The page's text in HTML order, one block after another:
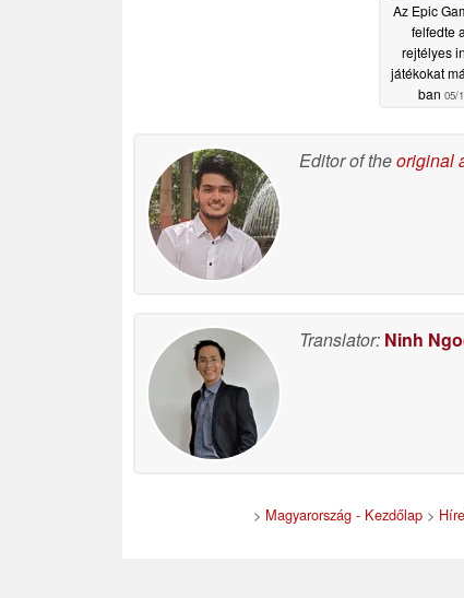
Az Epic
felfedte
rejtélyes
játékokat
ban 05/
Editor of theoriginal
Translator: Ninh
> Magyarország - Kezdőlap >